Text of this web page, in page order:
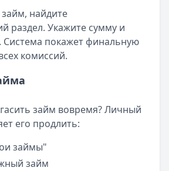
найдите
раздел. Укажите сумму и
Система покажет финальную
комиссий.
займ вовремя? Личный
его продлить:
займы"
займ